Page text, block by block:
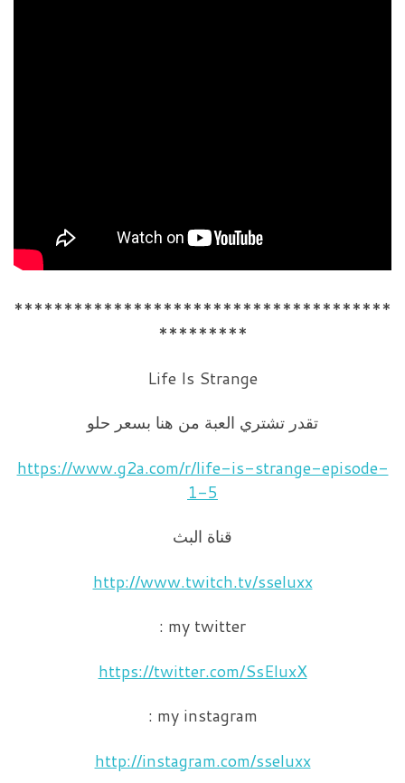
**************************************
*********
Life Is Strange
تقدر تشتري العبة من هنا بسعر حلو
https://www.g2a.com/r/life-is-strange-episode-
1-5
قناة البث
http://www.twitch.tv/sseluxx
my twitter :
https://twitter.com/SsEluxX
my instagram :
http://instagram.com/sseluxx